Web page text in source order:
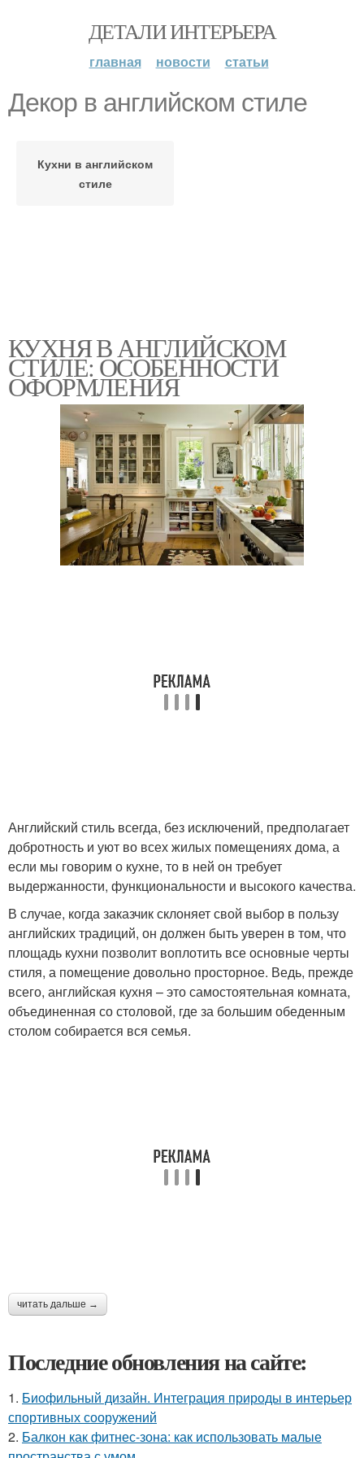
ДЕТАЛИ ИНТЕРЬЕРА
главная новости статьи
Декор в английском стиле
Кухни в английском
стиле
КУХНЯ В АНГЛИЙСКОМ
СТИЛЕ: ОСОБЕННОСТИ
ОФОРМЛЕНИЯ
Английский стиль всегда, без исключений, предполагает
добротность и уют во всех жилых помещениях дома, а
если мы говорим о кухне, то в ней он требует
выдержанности, функциональности и высокого качества.
В случае, когда заказчик склоняет свой выбор в пользу
английских традиций, он должен быть уверен в том, что
площадь кухни позволит воплотить все основные черты
стиля, а помещение довольно просторное. Ведь, прежде
всего, английская кухня – это самостоятельная комната,
объединенная со столовой, где за большим обеденным
столом собирается вся семья.
читать дальше →
Последние обновления на сайте:
1. Биофильный дизайн. Интеграция природы в интерьер
спортивных сооружений
2. Балкон как фитнес-зона: как использовать малые